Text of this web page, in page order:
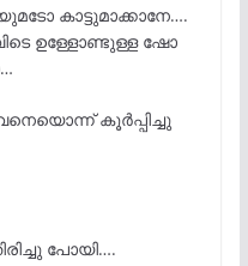
കാട്ടുമാക്കാനേ….
ഉള്ളോണ്ടുള്ള ഷോ
കൂർപ്പിച്ചു
പോയി….